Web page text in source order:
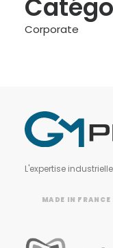
Corporate
L'expertise
MADE IN FRANCE